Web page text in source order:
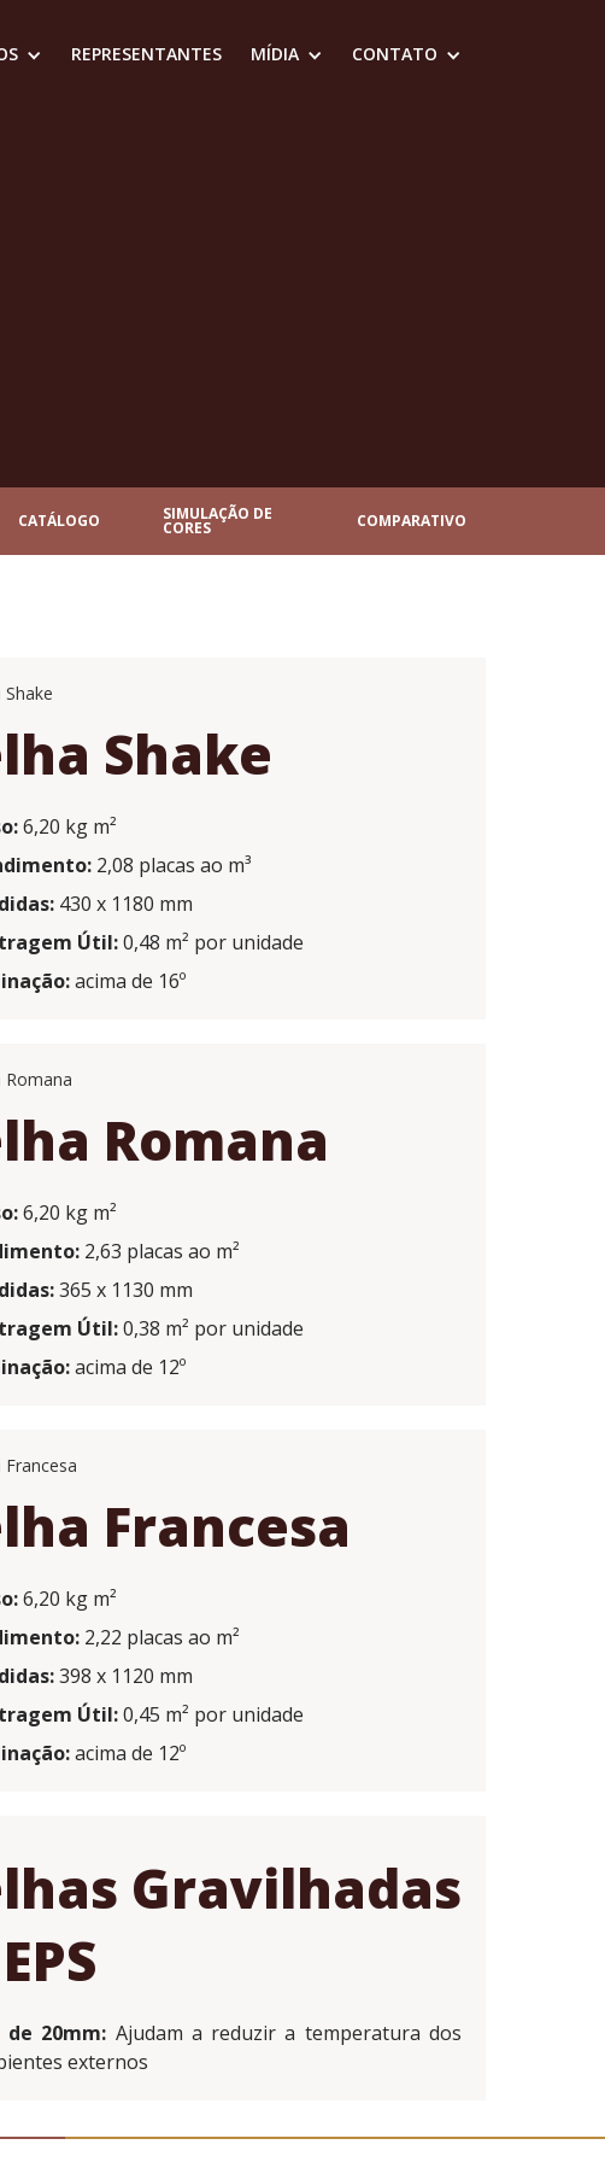
REPRESENTANTES MÍDIA CONTATO
CATÁLOGO SIMULAÇÃO DE
CORES COMPARATIVO
Shake
6,20 kg m²
2,08 placas ao m³
430 x 1180 mm
Útil:0,48 m² por unidade
acima de 16º
Romana
6,20 kg m²
2,63 placas ao m²
365 x 1130 mm
Útil:0,38 m² por unidade
acima de 12º
Francesa
6,20 kg m²
2,22 placas ao m²
398 x 1120 mm
Útil:0,45 m² por unidade
acima de 12º
Gravilhadas
de 20mm: Ajudam a reduzir a temperatura dos
externos